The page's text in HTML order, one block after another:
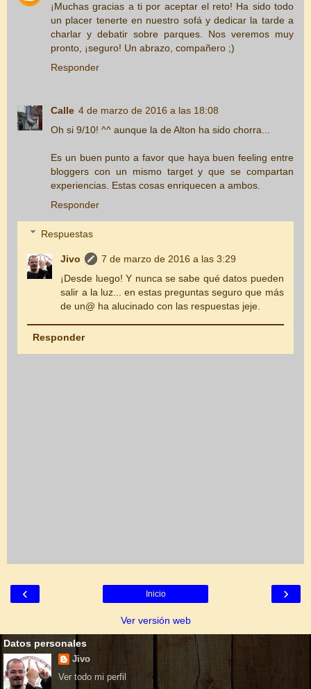
¡Muchas gracias a ti por aceptar el reto! Ha sido todo
un placer tenerte en nuestro sofá y dedicar la tarde a
charlar y debatir sobre parques. Nos veremos muy
pronto, ¡seguro! Un abrazo, compañero ;)
Responder
Calle 4 de marzo de 2016 a las 18:08
Oh si 9/10! ^^ aunque la de Alton ha sido chorra...
Es un buen punto a favor que haya buen feeling entre
bloggers con un mismo target y que se compartan
experiencias. Estas cosas enriquecen a ambos.
Responder
Respuestas
Jivo
7 de marzo de 2016 a las 3:29
¡Desde luego! Y nunca se sabe qué datos pueden
salir a la luz... en estas preguntas seguro que más
de un@ ha alucinado con las respuestas jeje.
Responder
‹ ›
Inicio
Ver versión web
Datos personales
Jivo
Ver todo mi perfil